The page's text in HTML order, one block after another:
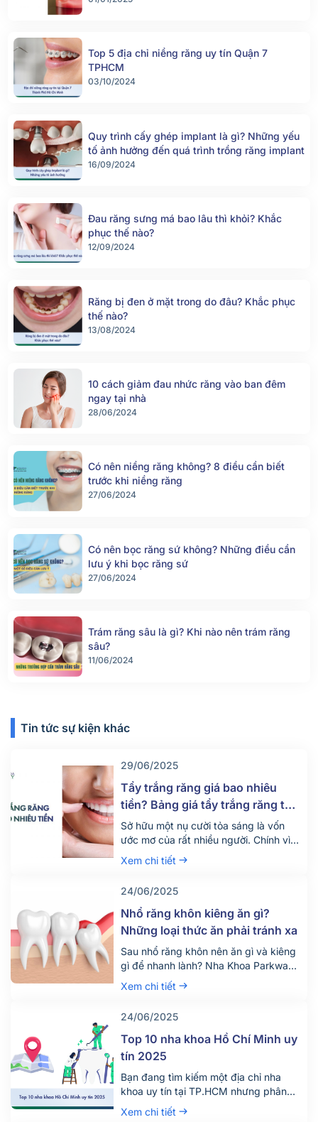
Top 5 địa chỉ niềng răng uy tín Quận 7
TPHCM
03/10/2024
Quy trình cấy ghép implant là gì? Những yếu
tố ảnh hưởng đến quá trình trồng răng implant
16/09/2024
Đau răng sưng má bao lâu thì khỏi? Khắc
phục thế nào?
12/09/2024
Răng bị đen ở mặt trong do đâu? Khắc phục
thế nào?
13/08/2024
10 cách giảm đau nhức răng vào ban đêm
ngay tại nhà
28/06/2024
Có nên niềng răng không? 8 điều cần biết
trước khi niềng răng
27/06/2024
Có nên bọc răng sứ không? Những điều cần
lưu ý khi bọc răng sứ
27/06/2024
Trám răng sâu là gì? Khi nào nên trám răng
sâu?
11/06/2024
Tin tức sự kiện khác
29/06/2025
Tẩy trắng răng giá bao nhiêu
tiền? Bảng giá tẩy trắng răng tại
nha khoa mới nhất 2025
Sở hữu một nụ cười tỏa sáng là vốn
ước mơ của rất nhiều người. Chính vì
vậy hiện nay có rất nhiều người tìm
đến dịch vụ tẩy trắng răng để thỏa
trắng răng giá bao nhiêu tiền? Quy
trình diễn ra dịch vụ này như […]
Xem chi tiết
24/06/2025
Nhổ răng khôn kiêng ăn gì?
Những loại thức ăn phải tránh xa
Sau nhổ răng khôn nên ăn gì và kiêng
gì để nhanh lành? Nha Khoa Parkway
chia sẻ chế độ ăn uống khoa học giúp
giảm đau, tránh biến chứng. Tìm hiểu
Xem chi tiết
24/06/2025
Top 10 nha khoa Hồ Chí Minh uy
tín 2025
Bạn đang tìm kiếm một địa chỉ nha
khoa uy tín tại TP.HCM nhưng phân
vân giữa hàng trăm phòng khám lớn
nhỏ? Việc lựa chọn đúng nha khoa
Xem chi tiết